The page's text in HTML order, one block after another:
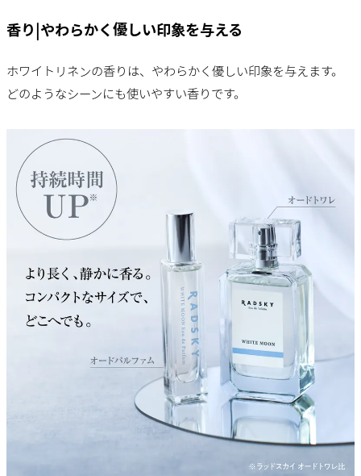
香り|やわらかく優しい印象を与える
ホワイトリネンの香りは、やわらかく優しい印象を与えます。
どのようなシーンにも使いやすい香りです。